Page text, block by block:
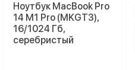
Ноутбук MacBook Pro
14 M1 Pro (MKGT3),
16/1024 Гб,
серебристый